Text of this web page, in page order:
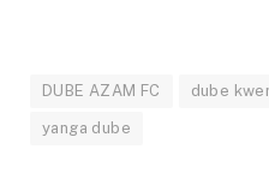
DUBE AZAM FC dube
yanga dube